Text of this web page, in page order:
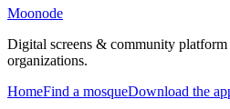
Moonode
Digital screens & community platform
organizations.
HomeFind a mosqueDownload the